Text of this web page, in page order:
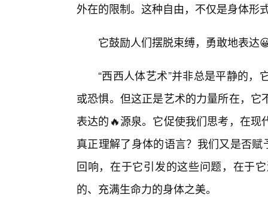
外在的限制。这种自由，不仅是身体形
它鼓励人们摆脱束缚，勇敢地表达
“西西人体艺术”并非总是平静的
或恐惧。但这正是艺术的力量所在，
表达的🔥源泉。它促使我们思考，在
真正理解了身体的语言？我们又是否
回响，在于它引发的这些问题，在于
的、充满生命力的身体之美。